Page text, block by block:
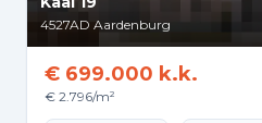
4527AD Aardenburg
€ 699.000 k.k.
€ 2.796/m²